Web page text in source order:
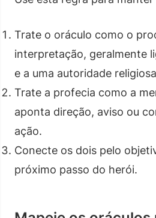
Trate o oráculo como o
interpretação, geralmente
e a uma autoridade
Trate a profecia como a
aponta direção, aviso ou
ação.
Conecte os dois pelo
próximo passo do herói.